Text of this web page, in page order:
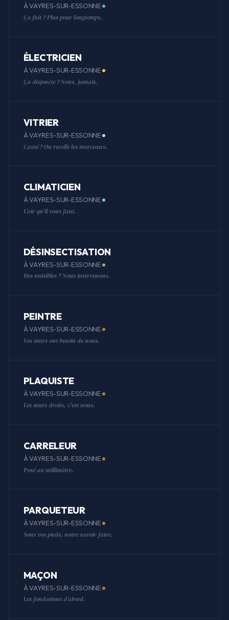
À VAYRES-SUR-ESSONNE
Ça fuit ? Plus pour longtemps.
ÉLECTRICIEN
À VAYRES-SUR-ESSONNE
Ça disjoncte ? Nous, jamais.
VITRIER
À VAYRES-SUR-ESSONNE
Cassé ? On recolle les morceaux.
CLIMATICIEN
À VAYRES-SUR-ESSONNE
L'air qu'il vous faut.
DÉSINSECTISATION
À VAYRES-SUR-ESSONNE
Des nuisibles ? Nous intervenons.
PEINTRE
À VAYRES-SUR-ESSONNE
Vos murs ont besoin de nous.
PLAQUISTE
À VAYRES-SUR-ESSONNE
Les murs droits, c'est nous.
CARRELEUR
À VAYRES-SUR-ESSONNE
Posé au millimètre.
PARQUETEUR
À VAYRES-SUR-ESSONNE
Sous vos pieds, notre savoir-faire.
MAÇON
À VAYRES-SUR-ESSONNE
Les fondations d'abord.